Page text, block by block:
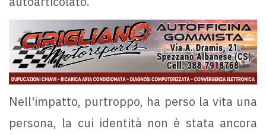
Nell'impatto, purtroppo, ha perso la vita una
persona, la cui identità non è stata ancora